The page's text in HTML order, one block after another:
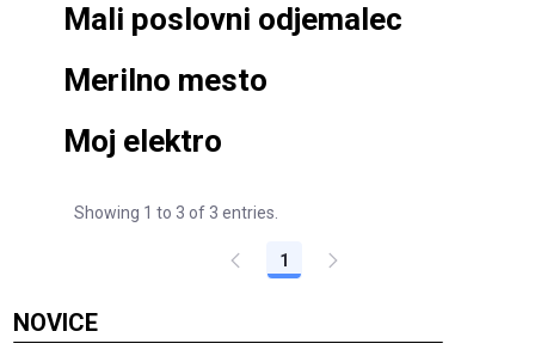
NOVICE
Mali poslovni odjemalec
Merilno mesto
Moj elektro
Showing 1 to 3 of 3 entries.
1